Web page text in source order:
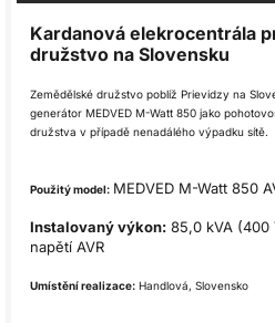
Kardanová elekrocentrála
družstvo na Slovensku
Zemědělské družstvo poblíž Prievidzy na
generátor MEDVED M-Watt 850 jako
družstva v případě nenadálého výpadku sítě.
Použitý model: MEDVED M-Watt 850
Instalovaný výkon: 85,0 kVA (400
napětí AVR
Umístění realizace: Handlová, Slovensko